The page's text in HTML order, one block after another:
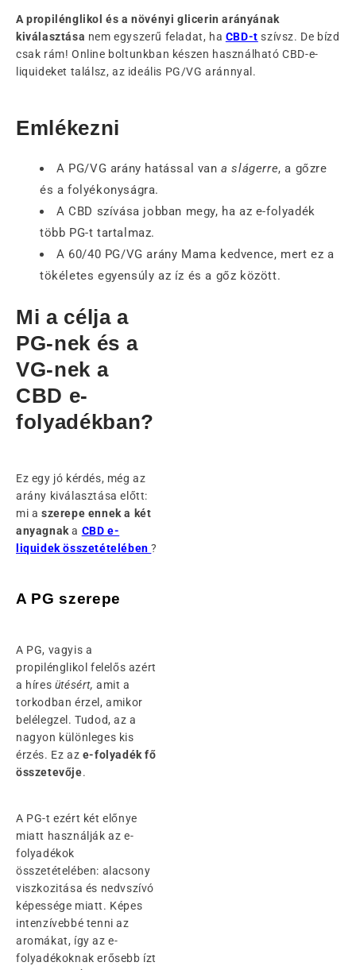
A propilénglikol és a növényi glicerin arányának
kiválasztása nem egyszerű feladat, ha CBD-t szívsz. De bízd
csak rám! Online boltunkban készen használható CBD-e-
liquideket találsz, az ideális PG/VG aránnyal.
Emlékezni
A PG/VG arány hatással vana slágerre, a gőzre
és a folyékonyságra.
A CBD szívása jobban megy, ha az e-folyadék
több PG-t tartalmaz.
A 60/40 PG/VG arány Mama kedvence, mert ez a
tökéletes egyensúly az íz és a gőz között.
Mi a célja a
PG-nek és a
VG-nek a
CBD e-
folyadékban?
Ez egy jó kérdés, még az
arány kiválasztása előtt:
mi a szerepe ennek a két
anyagnaka CBD e-
liquidek összetételében?
A PG szerepe
A PG, vagyis a
propilénglikol felelős azért
a híres ütésért, amit a
torkodban érzel, amikor
belélegzel. Tudod, az a
nagyon különleges kis
érzés. Ez az e-folyadék fő
összetevője.
A PG-t ezért két előnye
miatt használják az e-
folyadékok
összetételében: alacsony
viszkozitása és nedvszívó
képessége miatt. Képes
intenzívebbé tenni az
aromákat, így az e-
folyadékoknak erősebb ízt